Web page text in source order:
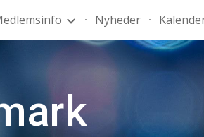
Skip to navigation Nyheder